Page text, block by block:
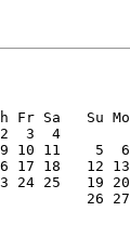
Fr Sa   Su
3  4
10 11    5
17 18   12
24 25   19
26